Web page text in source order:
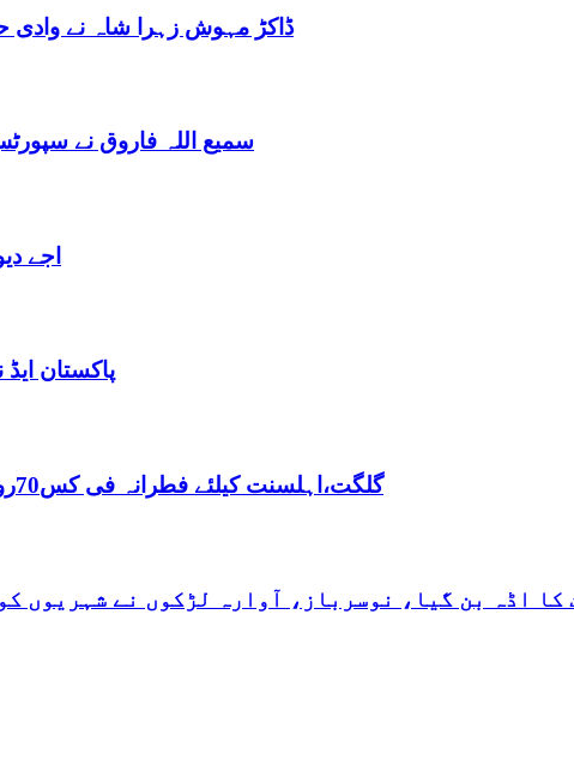
ڈاکڑ مہوش زہرا شاہ نے وادی
سمیع اللہ فاروق نے
اجے
پاکستان
,گلگت،اہلسنت کیلئے فطرانہ فی کس70روپے مقررفقہ جعفریہ کیلئے فطرانہ 100روپے مقرر
اڈہ بن گیا، نوسرباز، آوارہ لڑکوں نے شہریوں